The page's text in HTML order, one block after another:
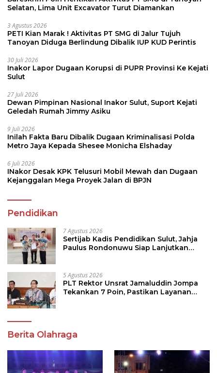
Selatan, Lima Unit Excavator Turut Diamankan
3 Agustus 2026
PETI Kian Marak ! Aktivitas PT SMG di Jalur Tujuh
Tanoyan Diduga Berlindung Dibalik IUP KUD Perintis
30 Juli 2026
Inakor Lapor Dugaan Korupsi di PUPR Provinsi Ke Kejati
Sulut
27 Juli 2026
Dewan Pimpinan Nasional Inakor Sulut, Suport Kejati
Geledah Rumah Jimmy Asiku
9 Juli 2026
Inilah Fakta Baru Dibalik Dugaan Kriminalisasi Polda
Metro Jaya Kepada Shesee Monicha Elshaday
6 Juli 2026
INakor Desak KPK Telusuri Mobil Mewah dan Dugaan
Kejanggalan Mega Proyek Jalan di BPJN
Pendidikan
7 Agustus 2026
Sertijab Kadis Pendidikan Sulut, Jahja
Paulus Rondonuwu Siap Lanjutkan
5 Agustus 2026
PLT Rektor Unsrat Jamaluddin Jompa
Tekankan 7 Poin, Pastikan Layanan
Berita Olahraga